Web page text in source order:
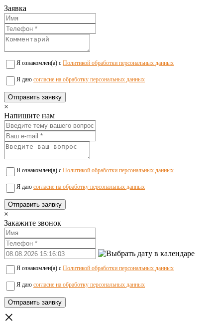
Заявка
Я ознакомлен(а) с Политикой обработки персональных данных
Я даю согласие на обработку персональных данных
×
Напишите нам
Я ознакомлен(а) с Политикой обработки персональных данных
Я даю согласие на обработку персональных данных
×
Закажите звонок
Я ознакомлен(а) с Политикой обработки персональных данных
Я даю согласие на обработку персональных данных
×